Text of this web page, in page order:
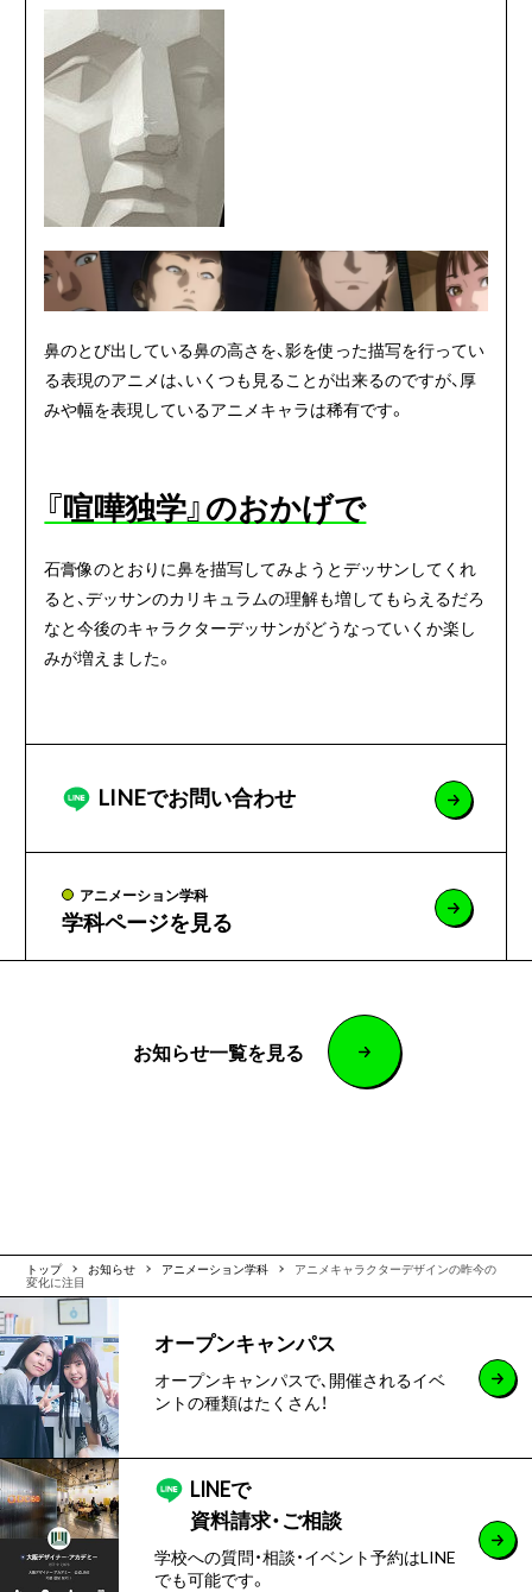
鼻のとび出している鼻の高さを、影を使った描写を行ってい
る表現のアニメは、いくつも見ることが出来るのですが、厚
みや幅を表現しているアニメキャラは稀有です。
『喧嘩独学』のおかげで
石膏像のとおりに鼻を描写してみようとデッサンしてくれ
ると、デッサンのカリキュラムの理解も増してもらえるだろ
なと今後のキャラクターデッサンがどうなっていくか楽し
みが増えました。
LINEでお問い合わせ
アニメーション学科
学科ページを見る
お知らせ一覧を見る
トップ お知らせ アニメーション学科 アニメキャラクターデザインの昨今の
変化に注目
オープンキャンパス
オープンキャンパスで､開催されるイベ
ントの種類はたくさん！
LINEで
資料請求・ご相談
学校への質問・相談・イベント予約はLINE
でも可能です。